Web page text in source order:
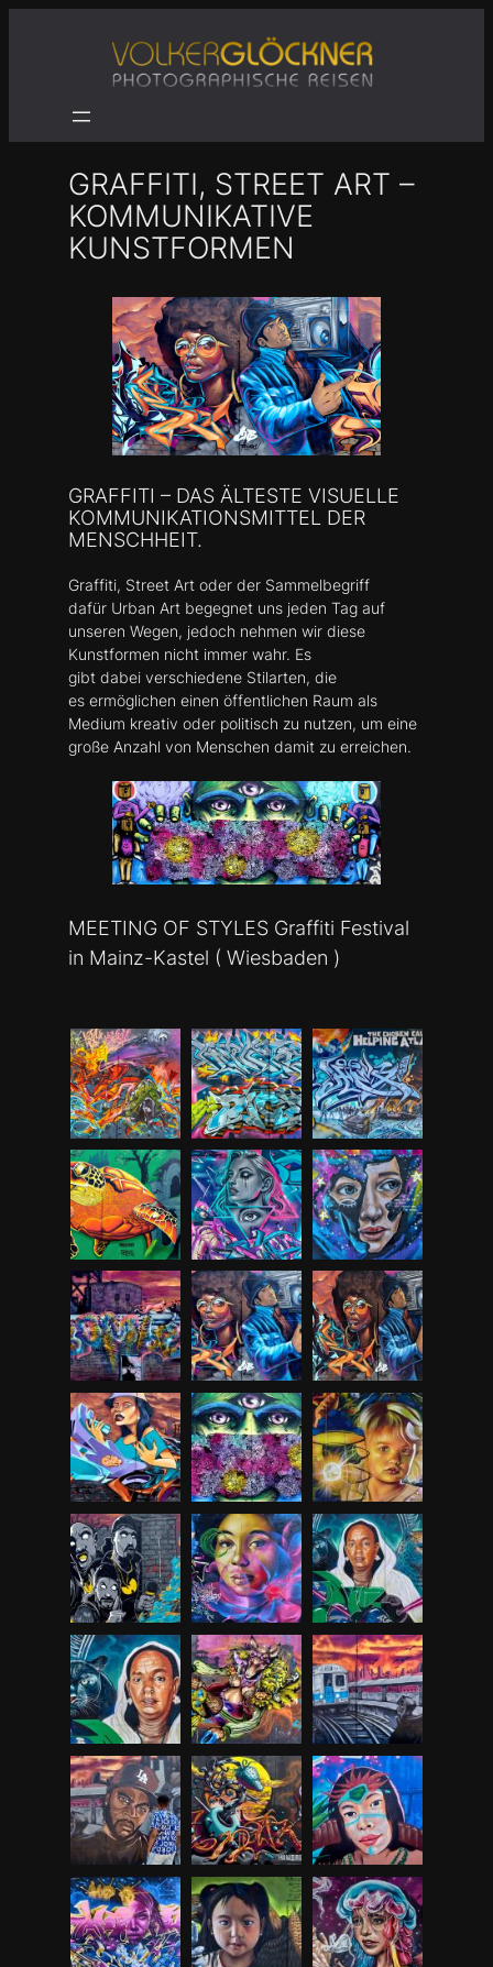
GRAFFITI, STREET ART –
KOMMUNIKATIVE
KUNSTFORMEN
GRAFFITI – DAS ÄLTESTE VISUELLE
KOMMUNIKATIONSMITTEL DER
MENSCHHEIT.
Graffiti, Street Art oder der Sammelbegriff
dafür Urban Art begegnet uns jeden Tag auf
unseren Wegen, jedoch nehmen wir diese
Kunstformen nicht immer wahr. Es
gibt dabei verschiedene Stilarten, die
es ermöglichen einen öffentlichen Raum als
Medium kreativ oder politisch zu nutzen, um eine
große Anzahl von Menschen damit zu erreichen.
MEETING OF STYLES Graffiti Festival
in Mainz-Kastel ( Wiesbaden )